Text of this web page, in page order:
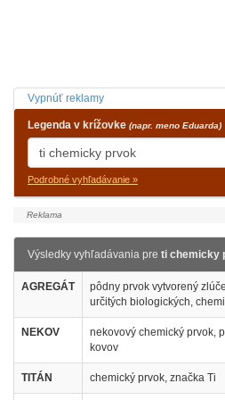
Vypnúť reklamy
Legenda v krížovke (napr. meno Eduarda)
Podrobné vyhľadávanie »
Výsledky vyhľadávania pre ti chemicky
AGREGÁT
pôdny prvok vytvorený
určitých biologických,
NEKOV
nekovový chemický prvok,
kovov
TITÁN chemický prvok, značka Ti